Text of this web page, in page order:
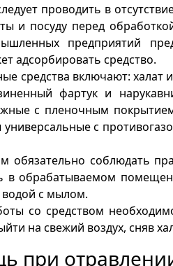
проводить в
и посуду перед
предприятий
адсорбировать средство.
средства включают: халат
фартук и
с пленочным
с
обязательно соблюдать
обрабатываемом
с мылом.
со средством
на свежий воздух, сняв
при